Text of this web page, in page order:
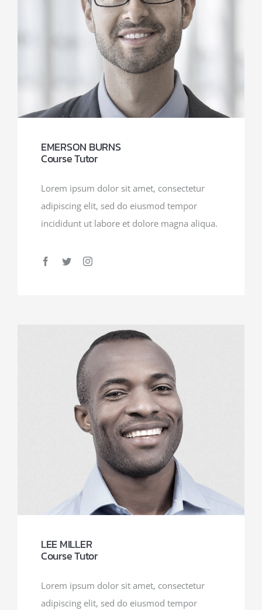
EMERSON BURNS
Course Tutor
Lorem ipsum dolor sit amet, consectetur
adipiscing elit, sed do eiusmod tempor
incididunt ut labore et dolore magna aliqua.
LEE MILLER
Course Tutor
Lorem ipsum dolor sit amet, consectetur
adipiscing elit, sed do eiusmod tempor